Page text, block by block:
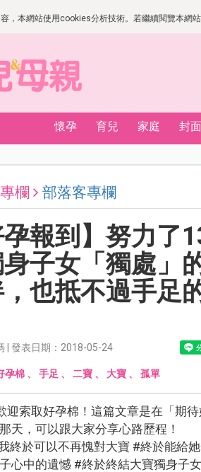
，本網站使用cookies分析技術。若繼續閱覽本
懷孕 育兒 家庭 封
專欄 部落客專欄
孕報到】努力
子女「獨處」
也抵不過手足
| 發表日期：2018-05-24
孕棉、 手足 、 二寶、 大寶、 孤單
迎索取好孕棉！這篇文章是在「期
天，可以跟大家分享心路歷程！
終於可以不再愧對大寶 #終於能給
心中的遺憾 #終於終結大寶獨身子女